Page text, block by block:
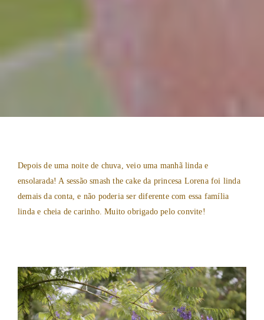
Depois de uma noite de chuva, veio uma manhã linda e
ensolarada! A sessão smash the cake da princesa Lorena foi linda
demais da conta, e não poderia ser diferente com essa família
linda e cheia de carinho. Muito obrigado pelo convite!